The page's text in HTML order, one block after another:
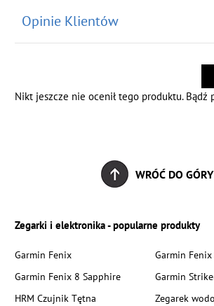
Opinie Klientów
Nikt jeszcze nie ocenił tego produktu. Bądź
WRÓĆ DO GÓRY
Zegarki i elektronika - popularne produkty
Garmin Fenix
Garmin
Garmin Fenix 8 Sapphire
Garmin
HRM Czujnik Tętna
Zegarek